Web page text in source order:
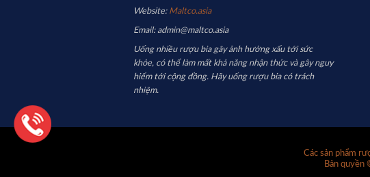
Website: Maltco.asia
Email: admin@maltco.asia
Uống nhiều rượu bia gây ảnh hưởng xấu tới sức
khỏe, có thể làm mất khả năng nhận thức và gây nguy
hiểm tới cộng đồng. Hãy uống rượu bia có trách
nhiệm.
Các sản phẩm
Bản quyền